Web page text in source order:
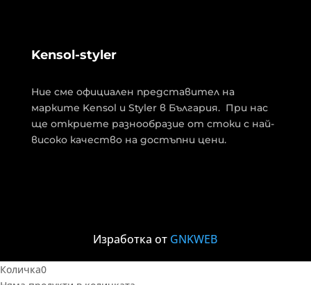
Kensol-styler
Ние сме официален представител на
марките Kensol и Styler в България. При нас
ще откриете разнообразие от стоки с най-
високо качество на достъпни цени.
Изработка от GNKWEB
Количка0